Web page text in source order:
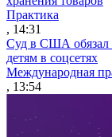
Практика
, 14:31
Суд в США обязал
детям в соцсетях
Международная
, 13:54